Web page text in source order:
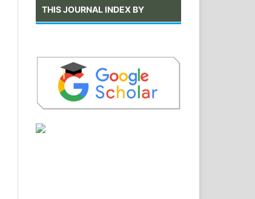
THIS JOURNAL INDEX BY